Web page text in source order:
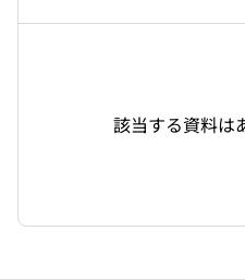
該当する資料は